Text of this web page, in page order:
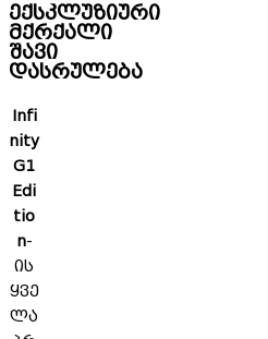
ექსკლუზიური
მქრქალი
შავი
დასრულება
Infi
nity
G1
Edi
tio
n-
ის
ყვე
ლა